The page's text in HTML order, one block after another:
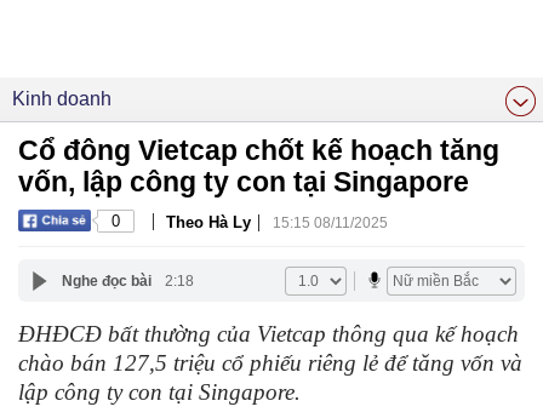
Kinh doanh
Cổ đông Vietcap chốt kế hoạch tăng
vốn, lập công ty con tại Singapore
0 | Theo Hà Ly | 15:15 08/11/2025
Nghe đọc bài 2:18
ĐHĐCĐ bất thường của Vietcap thông qua kế hoạch
chào bán 127,5 triệu cổ phiếu riêng lẻ để tăng vốn và
lập công ty con tại Singapore.